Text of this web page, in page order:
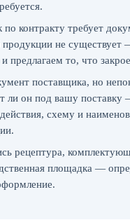
по контракту требует
продукции не существует
предлагаем то, что
поставщика, но
ли он под вашу поставку
схему и
рецептура,
площадка —